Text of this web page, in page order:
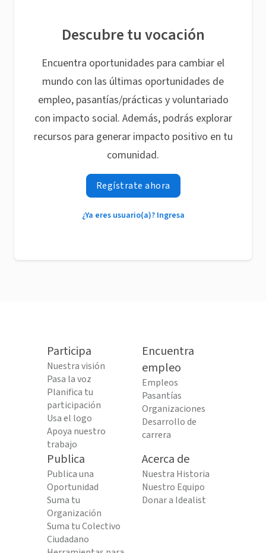
Descubre tu vocación
Encuentra oportunidades para cambiar el
mundo con las últimas oportunidades de
empleo, pasantías/prácticas y voluntariado
con impacto social. Además, podrás explorar
recursos para generar impacto positivo en tu
comunidad.
Regístrate ahora
¿Ya eres usuario(a)? Ingresa
Participa
Nuestra visión
Pasa la voz
Planifica tu
participación
Usa el logo
Apoya nuestro
trabajo
Encuentra
empleo
Empleos
Pasantías
Organizaciones
Desarrollo de
carrera
Publica
Publica una
Oportunidad
Suma tu
Organización
Suma tu Colectivo
Ciudadano
Acerca de
Nuestra Historia
Nuestro Equipo
Donar a Idealist